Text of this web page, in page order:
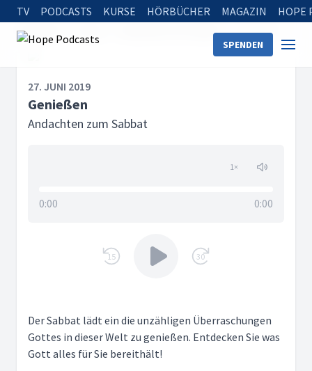
TV PODCASTS KURSE HÖRBÜCHER MAGAZIN HOPE
SPENDEN
Startseite Andachten zum Sabbat Genießen
27. JUNI 2019
Genießen
Andachten zum Sabbat
1×
0:00 0:00
15 30
Der Sabbat lädt ein die unzähligen Überraschungen
Gottes in dieser Welt zu genießen. Entdecken Sie was
Gott alles für Sie bereithält!